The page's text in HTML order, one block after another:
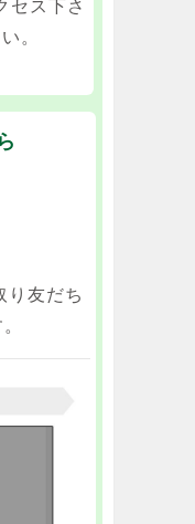
セス下さ
い。
り友だち